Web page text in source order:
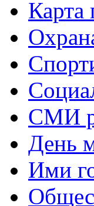
Карта
СМИ
День
Ими